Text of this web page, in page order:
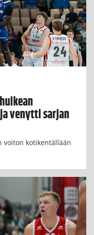
venytti sarjan
voiton kotikentällään